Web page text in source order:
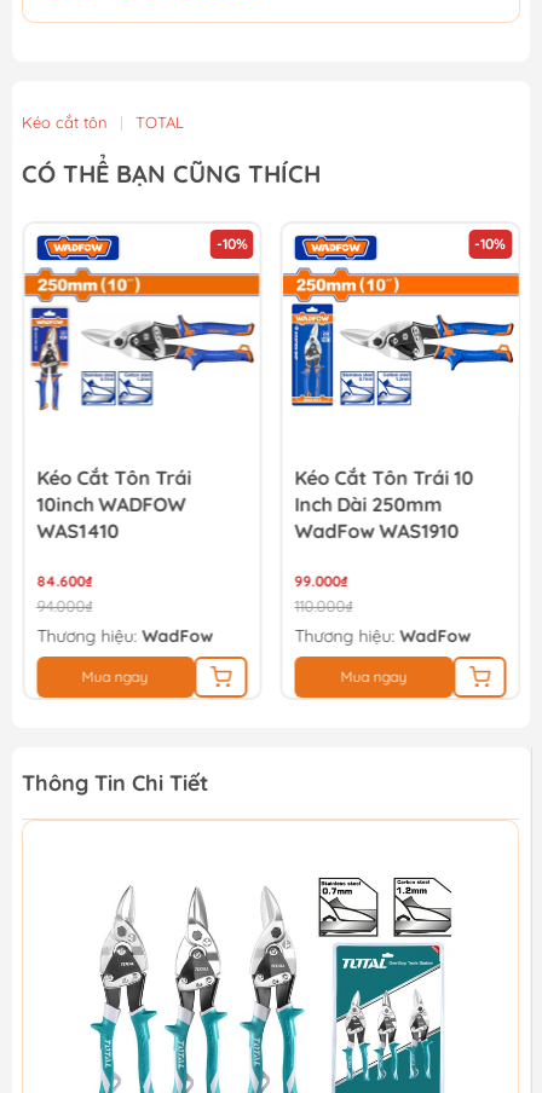
Kéo cắt tôn | TOTAL
CÓ THỂ BẠN CŨNG THÍCH
-10%
Kéo Cắt Tôn Trái
10inch WADFOW
WAS1410
84.600₫
94.000₫
Thương hiệu: WadFow
Mua ngay
-10%
Kéo Cắt Tôn Trái 10
Inch Dài 250mm
WadFow WAS1910
99.000₫
110.000₫
Thương hiệu:WadFow
Mua ngay
Thông Tin Chi Tiết